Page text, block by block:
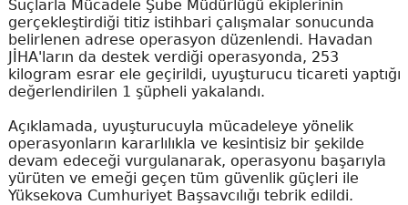
Suçlarla Mücadele Şube Müdürlüğü ekiplerinin
gerçekleştirdiği titiz istihbari çalışmalar sonucunda
belirlenen adrese operasyon düzenlendi. Havadan
JİHA'ların da destek verdiği operasyonda, 253
kilogram esrar ele geçirildi, uyuşturucu ticareti yaptığı
değerlendirilen 1 şüpheli yakalandı.
Açıklamada, uyuşturucuyla mücadeleye yönelik
operasyonların kararlılıkla ve kesintisiz bir şekilde
devam edeceği vurgulanarak, operasyonu başarıyla
yürüten ve emeği geçen tüm güvenlik güçleri ile
Yüksekova Cumhuriyet Başsavcılığı tebrik edildi.